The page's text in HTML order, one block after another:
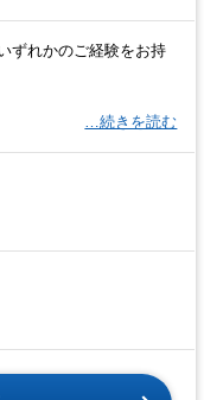
ずれかのご経験をお持
…続きを読む